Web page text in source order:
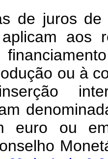
de juros
aos
ou à
euro ou